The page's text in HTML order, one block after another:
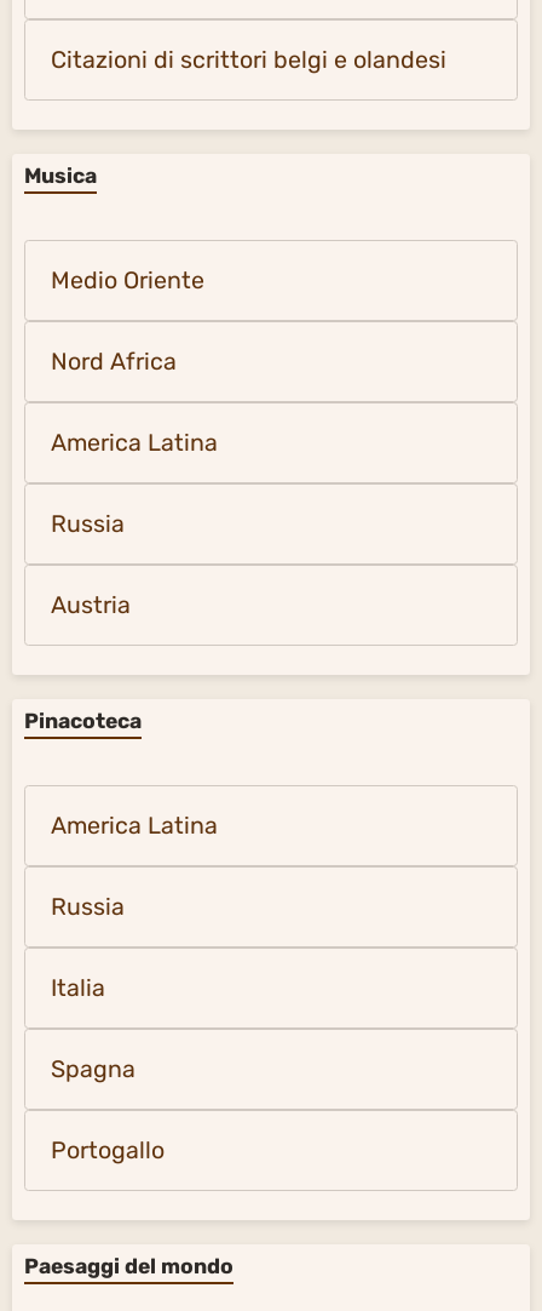
Citazioni di scrittori belgi e olandesi
Musica
Medio Oriente
Nord Africa
America Latina
Russia
Austria
Pinacoteca
America Latina
Russia
Italia
Spagna
Portogallo
Paesaggi del mondo